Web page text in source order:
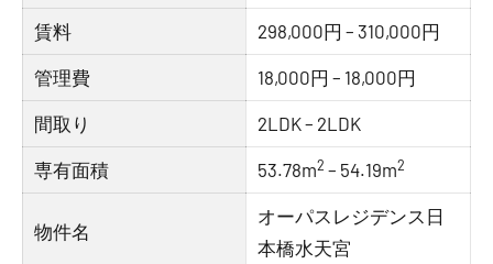
賃料 298,000円 – 310,000円
管理費 18,000円 – 18,000円
間取り 2LDK – 2LDK
専有面積 53.78m2 – 54.19m2
物件名
オーパスレジデンス日
本橋水天宮